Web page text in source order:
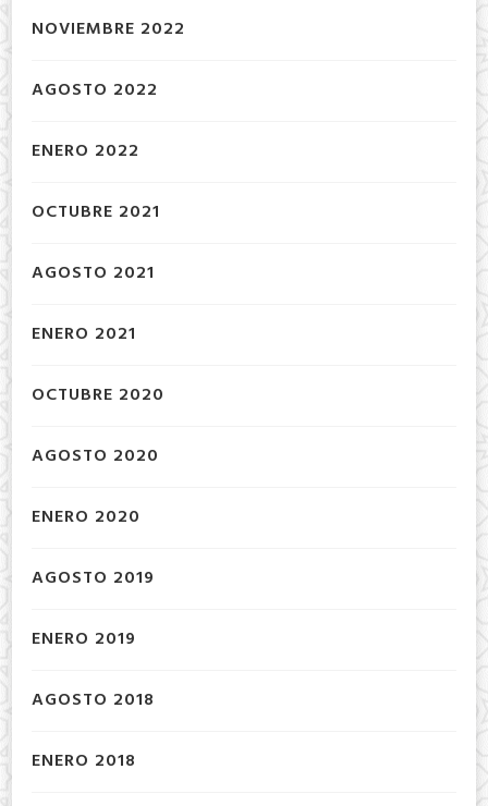
NOVIEMBRE 2022
AGOSTO 2022
ENERO 2022
OCTUBRE 2021
AGOSTO 2021
ENERO 2021
OCTUBRE 2020
AGOSTO 2020
ENERO 2020
AGOSTO 2019
ENERO 2019
AGOSTO 2018
ENERO 2018